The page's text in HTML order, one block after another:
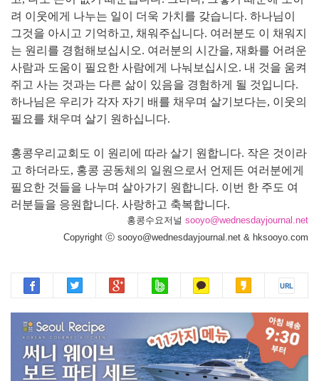
려 이웃에게 나누는 일이 더욱 가치를 갖습니다. 하나님이
그것을 아시고 기억하고, 채워주십니다. 여러분도 이 채워지
는 원리를 경험해보십시오. 여러분의 시간을, 재화를 어려운
사람과 도움이 필요한 사람에게 나눠보십시오. 내 것을 움켜
쥐고 사는 것과는 다른 삶이 있음을 경험하게 될 것입니다.
하나님은 우리가 각자 자기 배를 채우며 살기보다는, 이웃의
필요를 채우며 살기 원하십니다.
홍콩우리교회도 이 원리에 따라 살기 원합니다. 작은 것이라
고 하더라도, 홍콩 공동체의 일원으로서 언제든 여러분에게
필요한 것들을 나누며 살아가기 원합니다. 이번 한 주도 여
러분들을 응원합니다. 사랑하고 축복합니다.
홍콩수요저널 sooyo@wednesdayjournal.net
Copyright ⓒ sooyo@wednesdayjournal.net & hksooyo.com